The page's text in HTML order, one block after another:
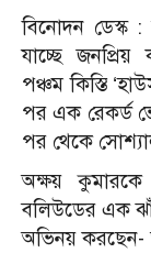
বিনোদন ডেস্ক
যাচ্ছে জনপ্রিয়
পঞ্চম কিস্তি
পর এক রেকর্ড
পর থেকে
অক্ষয়
বলিউডের এক
অভিনয় করছেন-